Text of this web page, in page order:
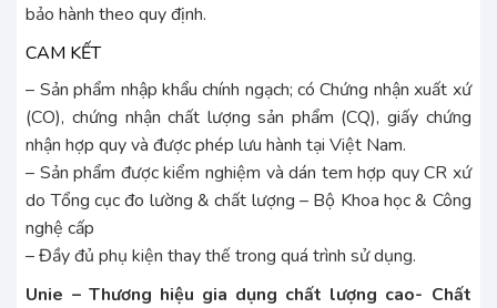
bảo hành theo quy định.
CAM KẾT
– Sản phẩm nhập khẩu chính ngạch; có Chứng nhận xuất xứ
(CO), chứng nhận chất lượng sản phẩm (CQ), giấy chứng
nhận hợp quy và được phép lưu hành tại Việt Nam.
– Sản phẩm được kiểm nghiệm và dán tem hợp quy CR xứ
do Tổng cục đo lường & chất lượng – Bộ Khoa học & Công
nghệ cấp
– Đầy đủ phụ kiện thay thế trong quá trình sử dụng.
Unie – Thương hiệu gia dụng chất lượng cao- Chất